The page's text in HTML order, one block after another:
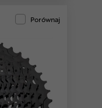
Porównaj